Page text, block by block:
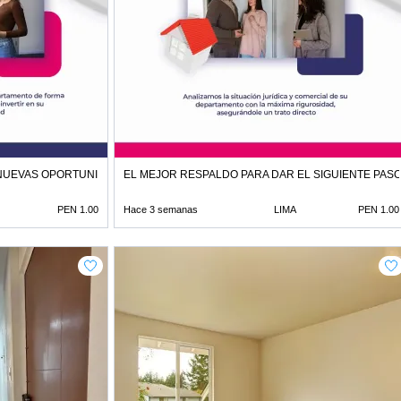
OPORTUNIDADES
PEN 1.00
EL MEJOR RESPALDO PARA DAR EL SIGUIENTE PASO
Hace 3 semanas LIMA PEN 1.00